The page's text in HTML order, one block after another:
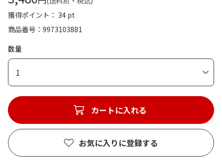
獲得ポイント： 34 pt
商品番号
9973103881
数量
1
カートに入れる
お気に入りに登録する